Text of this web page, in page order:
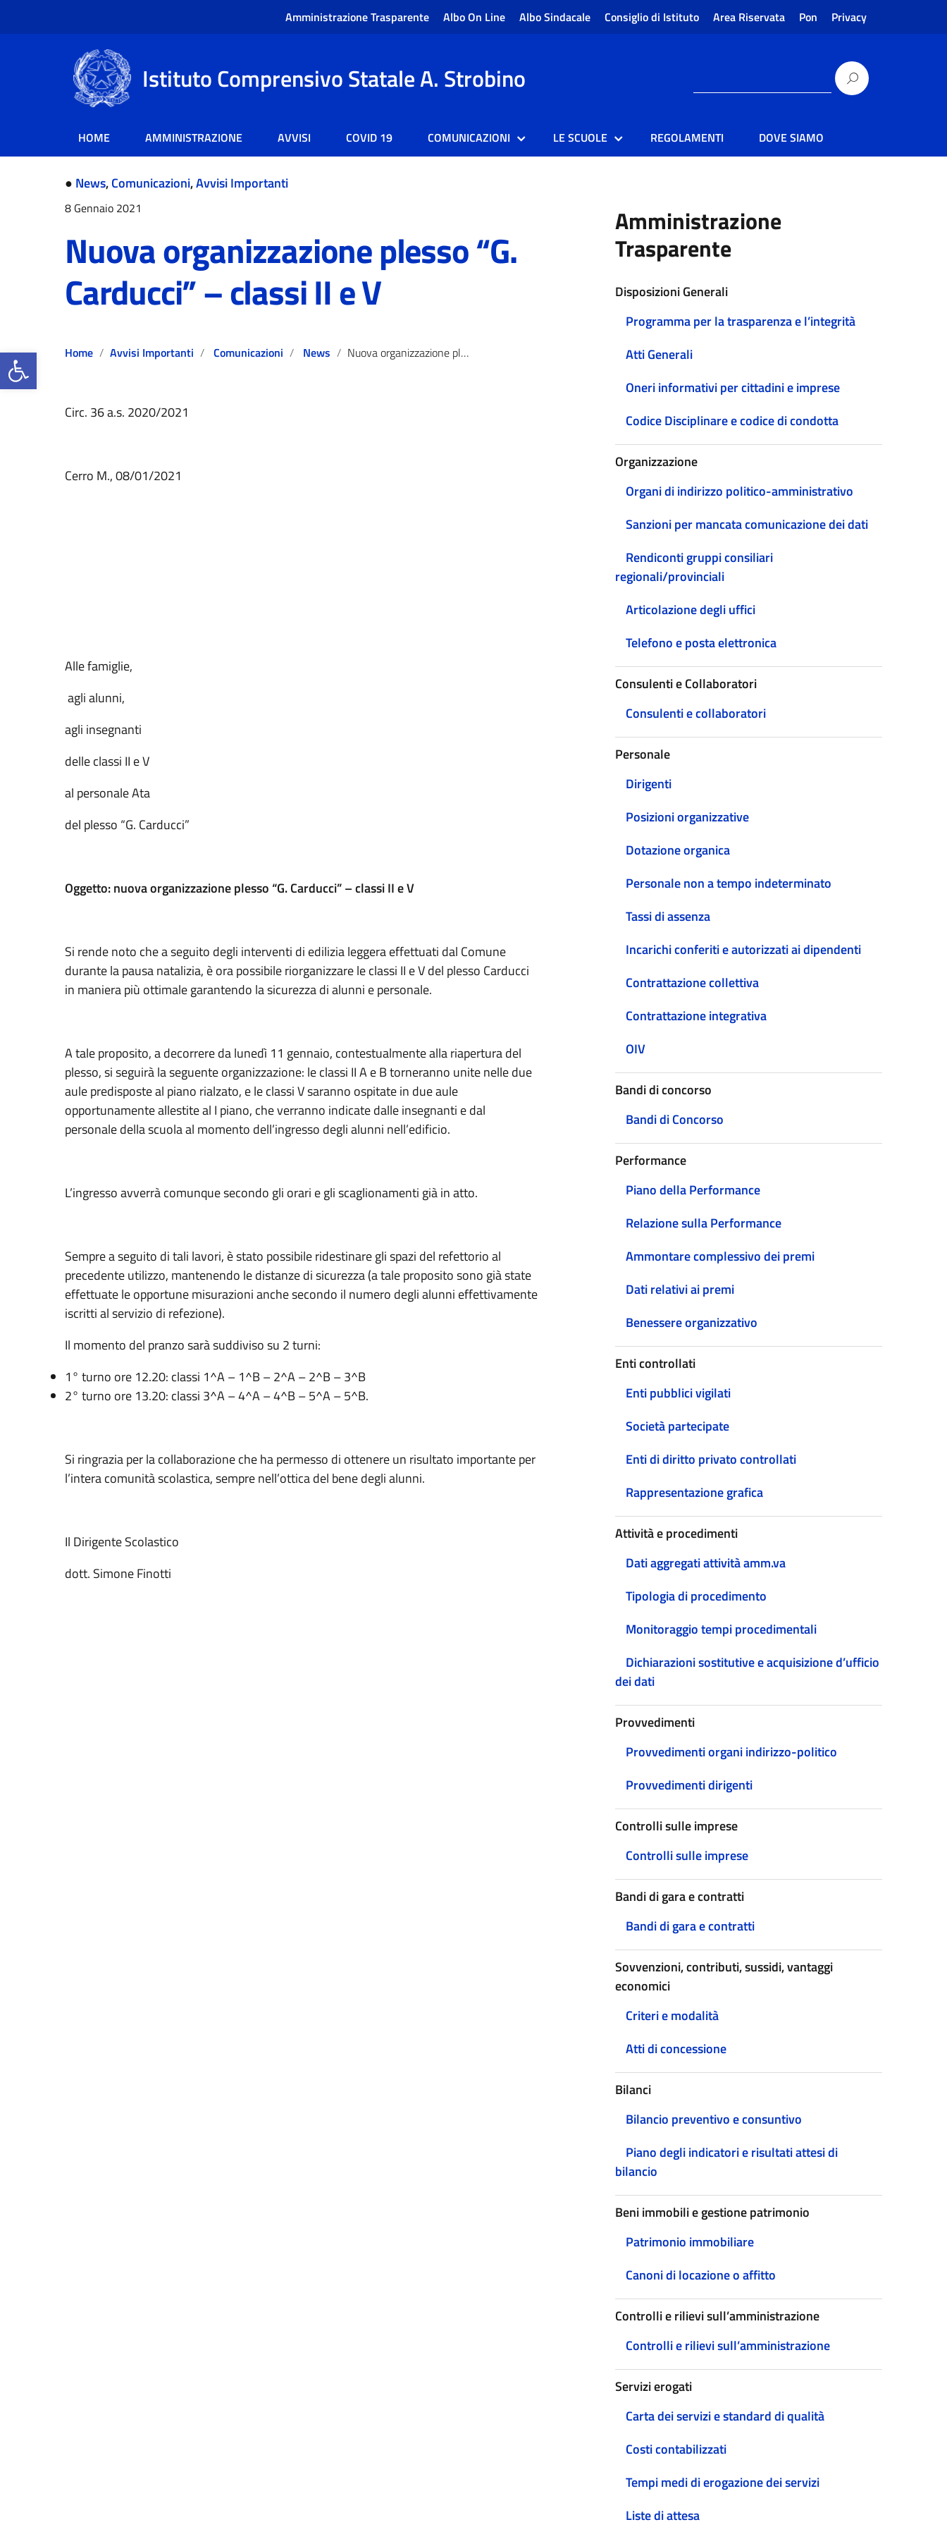
Open toolbar
Amministrazione Trasparente Albo On Line Albo Sindacale Consiglio di Istituto Area Riservata Pon Privacy
Istituto Comprensivo Statale A. Strobino
HOME AMMINISTRAZIONE AVVISI COVID 19 COMUNICAZIONI LE SCUOLE REGOLAMENTI DOVE SIAMO
● News,Comunicazioni,Avvisi Importanti
8 Gennaio 2021
Nuova organizzazione plesso “G.
Carducci” – classi II e V
Home Avvisi Importanti Comunicazioni News Nuova organizzazione plesso “G. Carducci” – classi II e V
Circ. 36 a.s. 2020/2021
Cerro M., 08/01/2021
Alle famiglie,
agli alunni,
agli insegnanti
delle classi II e V
al personale Ata
del plesso “G. Carducci”
Oggetto: nuova organizzazione plesso “G. Carducci” – classi II e V
Si rende noto che a seguito degli interventi di edilizia leggera effettuati dal Comune
durante la pausa natalizia, è ora possibile riorganizzare le classi II e V del plesso Carducci
in maniera più ottimale garantendo la sicurezza di alunni e personale.
A tale proposito, a decorrere da lunedì 11 gennaio, contestualmente alla riapertura del
plesso, si seguirà la seguente organizzazione: le classi II A e B torneranno unite nelle due
aule predisposte al piano rialzato, e le classi V saranno ospitate in due aule
opportunamente allestite al I piano, che verranno indicate dalle insegnanti e dal
personale della scuola al momento dell’ingresso degli alunni nell’edificio.
L’ingresso avverrà comunque secondo gli orari e gli scaglionamenti già in atto.
Sempre a seguito di tali lavori, è stato possibile ridestinare gli spazi del refettorio al
precedente utilizzo, mantenendo le distanze di sicurezza (a tale proposito sono già state
effettuate le opportune misurazioni anche secondo il numero degli alunni effettivamente
iscritti al servizio di refezione).
Il momento del pranzo sarà suddiviso su 2 turni:
1° turno ore 12.20: classi 1^A – 1^B – 2^A – 2^B – 3^B
2° turno ore 13.20: classi 3^A – 4^A – 4^B – 5^A – 5^B.
Si ringrazia per la collaborazione che ha permesso di ottenere un risultato importante per
l’intera comunità scolastica, sempre nell’ottica del bene degli alunni.
Il Dirigente Scolastico
dott. Simone Finotti
Amministrazione
Trasparente
Disposizioni Generali
Programma per la trasparenza e l’integrità
Atti Generali
Oneri informativi per cittadini e imprese
Codice Disciplinare e codice di condotta
Organizzazione
Organi di indirizzo politico-amministrativo
Sanzioni per mancata comunicazione dei dati
Rendiconti gruppi consiliari
regionali/provinciali
Articolazione degli uffici
Telefono e posta elettronica
Consulenti e Collaboratori
Consulenti e collaboratori
Personale
Dirigenti
Posizioni organizzative
Dotazione organica
Personale non a tempo indeterminato
Tassi di assenza
Incarichi conferiti e autorizzati ai dipendenti
Contrattazione collettiva
Contrattazione integrativa
OIV
Bandi di concorso
Bandi di Concorso
Performance
Piano della Performance
Relazione sulla Performance
Ammontare complessivo dei premi
Dati relativi ai premi
Benessere organizzativo
Enti controllati
Enti pubblici vigilati
Società partecipate
Enti di diritto privato controllati
Rappresentazione grafica
Attività e procedimenti
Dati aggregati attività amm.va
Tipologia di procedimento
Monitoraggio tempi procedimentali
Dichiarazioni sostitutive e acquisizione d’ufficio
dei dati
Provvedimenti
Provvedimenti organi indirizzo-politico
Provvedimenti dirigenti
Controlli sulle imprese
Controlli sulle imprese
Bandi di gara e contratti
Bandi di gara e contratti
Sovvenzioni, contributi, sussidi, vantaggi
economici
Criteri e modalità
Atti di concessione
Bilanci
Bilancio preventivo e consuntivo
Piano degli indicatori e risultati attesi di
bilancio
Beni immobili e gestione patrimonio
Patrimonio immobiliare
Canoni di locazione o affitto
Controlli e rilievi sull’amministrazione
Controlli e rilievi sull’amministrazione
Servizi erogati
Carta dei servizi e standard di qualità
Costi contabilizzati
Tempi medi di erogazione dei servizi
Liste di attesa